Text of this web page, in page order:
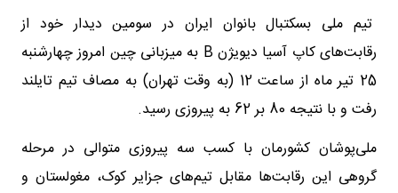
تیم ملی بسکتبال بانوان ایران در سومین دیدار خود از
رقابت‌های کاپ آسیا دیویژن B به میزبانی چین امروز چهارشنبه
25 تیر ماه از ساعت 12 (به وقت تهران) به مصاف تیم تایلند
رفت و با نتیجه 80 بر 62 به پیروزی رسید.
ملی‌پوشان کشورمان با کسب سه پیروزی متوالی در مرحله
گروهی این رقابت‌ها مقابل تیم‌های جزایر کوک، مغولستان و